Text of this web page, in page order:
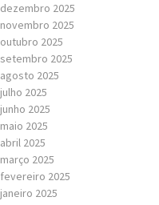
dezembro 2025
novembro 2025
outubro 2025
setembro 2025
agosto 2025
julho 2025
junho 2025
maio 2025
abril 2025
março 2025
fevereiro 2025
janeiro 2025